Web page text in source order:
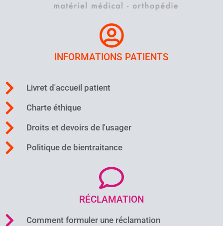
INFORMATIONS PATIENTS
Livret d'accueil patient
Charte éthique
Droits et devoirs de l'usager
Politique de bientraitance
RÉCLAMATION
Comment formuler une réclamation